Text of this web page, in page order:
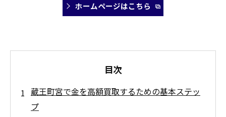
ホームページはこちら
目次
蔵王町宮で金を高額買取するための基本ステッ
プ